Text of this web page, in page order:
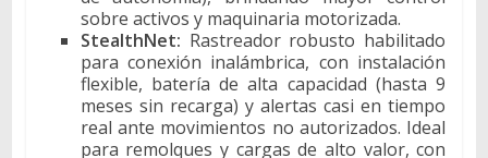
sobre activos y maquinaria motorizada.
StealthNet: Rastreador robusto habilitado
para conexión inalámbrica, con instalación
flexible, batería de alta capacidad (hasta 9
meses sin recarga) y alertas casi en tiempo
real ante movimientos no autorizados. Ideal
para remolques y cargas de alto valor, con